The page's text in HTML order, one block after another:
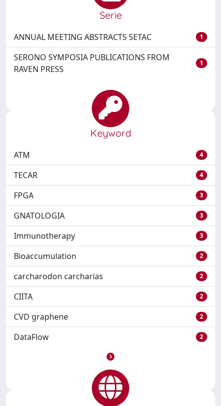
Serie
ANNUAL MEETING ABSTRACTS SETAC 1
SERONO SYMPOSIA PUBLICATIONS FROM
RAVEN PRESS
1
Keyword
ATM 4
TECAR 4
FPGA 3
GNATOLOGIA 3
Immunotherapy 3
Bioaccumulation 2
carcharodon carcharias 2
CIITA 2
CVD graphene 2
DataFlow 2